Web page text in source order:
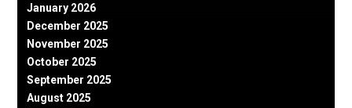
January 2026
December 2025
November 2025
October 2025
September 2025
August 2025